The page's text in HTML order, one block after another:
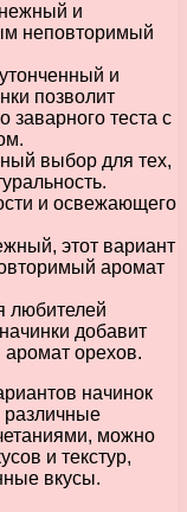
и
неповторимый
и
позволит
заварного теста с
выбор для тех,
и освежающего
этот вариант
аромат
любителей
добавит
орехов.
начинок
можно
и текстур,
вкусы.